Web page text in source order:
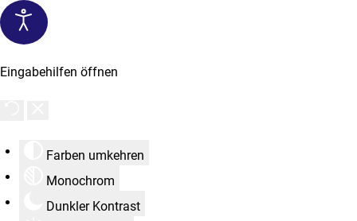
Eingabehilfen öffnen
Farben umkehren
Monochrom
Dunkler Kontrast